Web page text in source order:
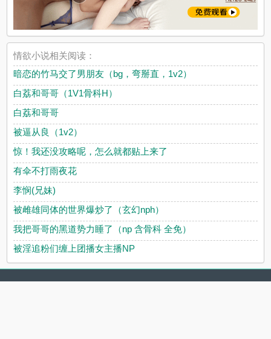
情欲小说相关阅读：
暗恋的竹马交了男朋友（bg，弯掰直，1v2）
白荔和哥哥（1V1骨科H）
白荔和哥哥
被逼从良（1v2）
惊！我还没攻略呢，怎么就都贴上来了
有伞不打雨夜花
李悯(兄妹)
被雌雄同体的世界爆炒了（玄幻nph）
我把哥哥的黑道势力睡了（np 含骨科 全免）
被淫追粉们缠上团播女主播NP